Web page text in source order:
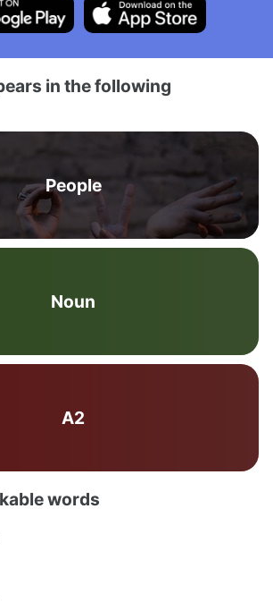
in the following
People
Noun
A2
words